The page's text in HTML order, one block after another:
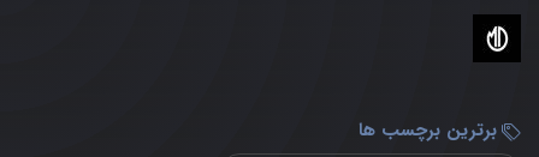
برترین برچسب ها